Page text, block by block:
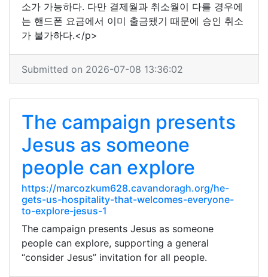
소가 가능하다. 다만 결제월과 취소월이 다를 경우에
는 핸드폰 요금에서 이미 출금됐기 때문에 승인 취소
가 불가하다.</p>
Submitted on 2026-07-08 13:36:02
The campaign presents
Jesus as someone
people can explore
https://marcozkum628.cavandoragh.org/he-
gets-us-hospitality-that-welcomes-everyone-
to-explore-jesus-1
The campaign presents Jesus as someone
people can explore, supporting a general
“consider Jesus” invitation for all people.